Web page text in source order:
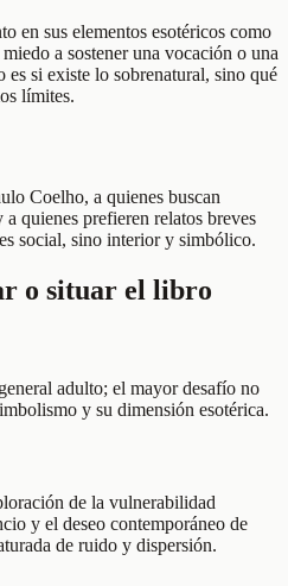
en sus elementos esotéricos como
a sostener una vocación o una
es si existe lo sobrenatural, sino qué
límites.
Coelho, a quienes buscan
quienes prefieren relatos breves
social, sino interior y simbólico.
o situar el libro
adulto; el mayor desafío no
y su dimensión esotérica.
de la vulnerabilidad
y el deseo contemporáneo de
de ruido y dispersión.